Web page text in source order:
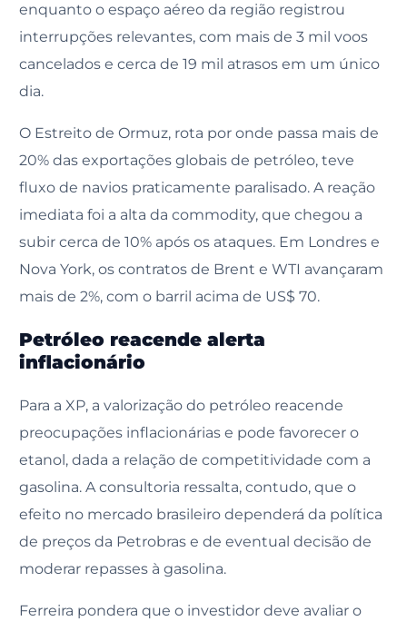
enquanto o espaço aéreo da região registrou
interrupções relevantes, com mais de 3 mil voos
cancelados e cerca de 19 mil atrasos em um único
dia.
O Estreito de Ormuz, rota por onde passa mais de
20% das exportações globais de petróleo, teve
fluxo de navios praticamente paralisado. A reação
imediata foi a alta da commodity, que chegou a
subir cerca de 10% após os ataques. Em Londres e
Nova York, os contratos de Brent e WTI avançaram
mais de 2%, com o barril acima de US$ 70.
Petróleo reacende alerta
inflacionário
Para a XP, a valorização do petróleo reacende
preocupações inflacionárias e pode favorecer o
etanol, dada a relação de competitividade com a
gasolina. A consultoria ressalta, contudo, que o
efeito no mercado brasileiro dependerá da política
de preços da Petrobras e de eventual decisão de
moderar repasses à gasolina.
Ferreira pondera que o investidor deve avaliar o